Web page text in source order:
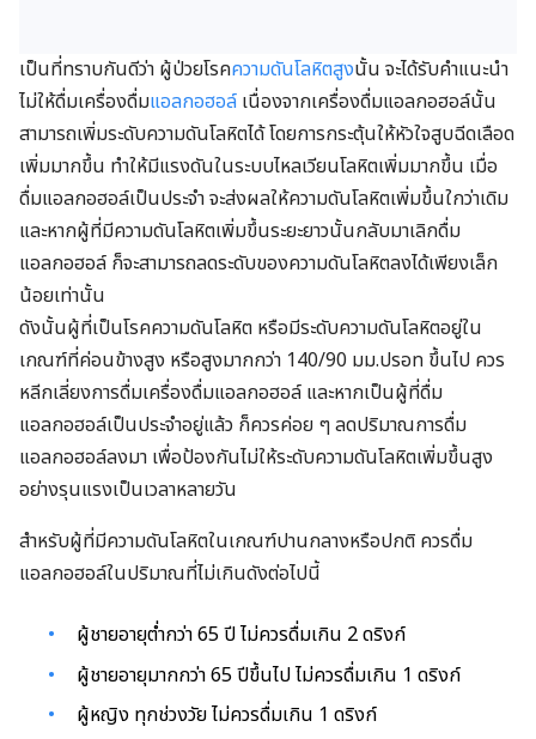
เป็นที่ทราบกันดีว่า ผู้ป่วยโรคความดันโลหิตสูงนั้น จะได้รับคำแนะนำ
ไม่ให้ดื่มเครื่องดื่มแอลกอฮอล์ เนื่องจากเครื่องดื่มแอลกอฮอล์นั้น
สามารถเพิ่มระดับความดันโลหิตได้ โดยการกระตุ้นให้หัวใจสูบฉีดเลือด
เพิ่มมากขึ้น ทำให้มีแรงดันในระบบไหลเวียนโลหิตเพิ่มมากขึ้น เมื่อ
ดื่มแอลกอฮอล์เป็นประจำ จะส่งผลให้ความดันโลหิตเพิ่มขึ้นใกว่าเดิม
และหากผู้ที่มีความดันโลหิตเพิ่มขึ้นระยะยาวนั้นกลับมาเลิกดื่ม
แอลกอฮอล์ ก็จะสามารถลดระดับของความดันโลหิตลงได้เพียงเล็ก
น้อยเท่านั้น
ดังนั้นผู้ที่เป็นโรคความดันโลหิต หรือมีระดับความดันโลหิตอยู่ใน
เกณฑ์ที่ค่อนข้างสูง หรือสูงมากกว่า 140/90 มม.ปรอท ขึ้นไป ควร
หลีกเลี่ยงการดื่มเครื่องดื่มแอลกอฮอล์ และหากเป็นผู้ที่ดื่ม
แอลกอฮอล์เป็นประจำอยู่แล้ว ก็ควรค่อย ๆ ลดปริมาณการดื่ม
แอลกอฮอล์ลงมา เพื่อป้องกันไม่ให้ระดับความดันโลหิตเพิ่มขึ้นสูง
อย่างรุนแรงเป็นเวลาหลายวัน
สำหรับผู้ที่มีความดันโลหิตในเกณฑ์ปานกลางหรือปกติ ควรดื่ม
แอลกอฮอล์ในปริมาณที่ไม่เกินดังต่อไปนี้
ผู้ชายอายุต่ำกว่า 65 ปี ไม่ควรดื่มเกิน 2 ดริงก์
ผู้ชายอายุมากกว่า 65 ปีขึ้นไป ไม่ควรดื่มเกิน 1 ดริงก์
ผู้หญิง ทุกช่วงวัย ไม่ควรดื่มเกิน 1 ดริงก์